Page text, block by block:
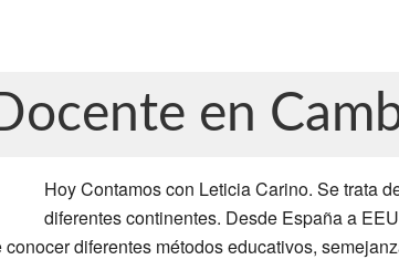
en
Hoy Contamos con Leticia Carino. Se trata
diferentes continentes. Desde España a
diferentes métodos educativos,